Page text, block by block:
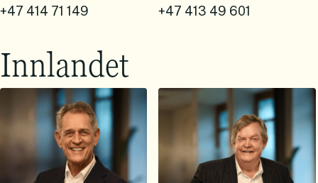
+47 414 71 149
+47 413 49 601
Innlandet